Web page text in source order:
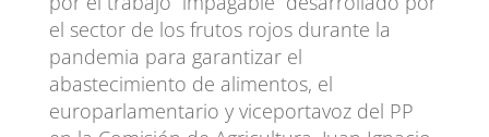
el sector de los frutos rojos durante la
pandemia para garantizar el
abastecimiento de alimentos, el
europarlamentario y viceportavoz del PP